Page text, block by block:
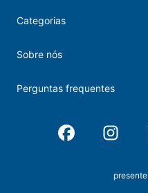
Categorias
Sobre nós
Perguntas frequentes
Facebook